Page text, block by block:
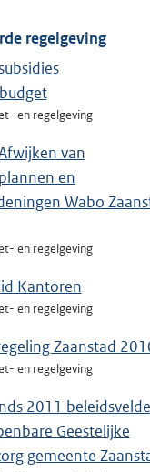
regelgeving
en regelgeving
van
en
Wabo
en regelgeving
Kantoren
en regelgeving
Zaanstad
en regelgeving
2011
Geestelijke
gemeente